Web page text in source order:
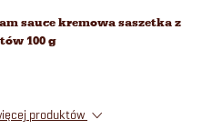
sauce kremowa saszetka z
100 g
produktów